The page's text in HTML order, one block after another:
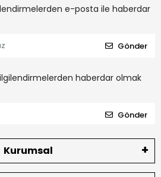
e-posta ile haberdar
Gönder
haberdar olmak
Gönder
Kurumsal